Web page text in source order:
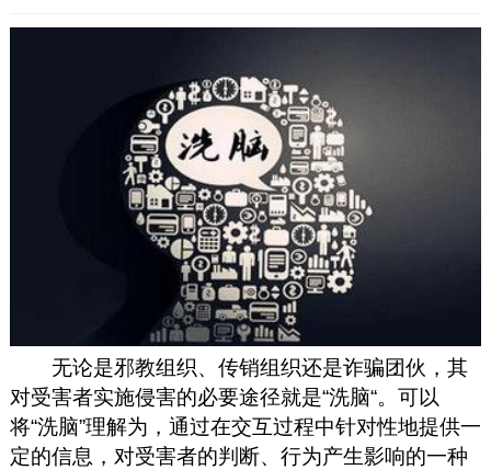
无论是邪教组织、传销组织还是诈骗团伙，其
对受害者实施侵害的必要途径就是“洗脑“。可以
将“洗脑”理解为，通过在交互过程中针对性地提供一
定的信息，对受害者的判断、行为产生影响的一种